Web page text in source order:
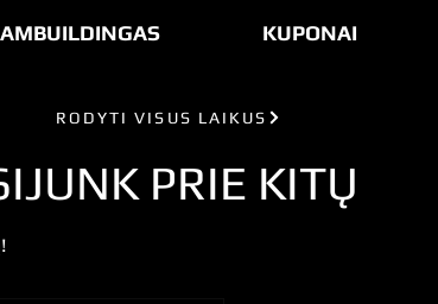
KUPONAI
PRIE KITŲ
RODYTI VISUS LAIKUS